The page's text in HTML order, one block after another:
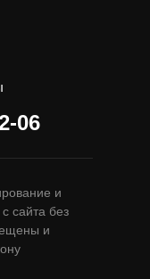
и
сайта без
и
06